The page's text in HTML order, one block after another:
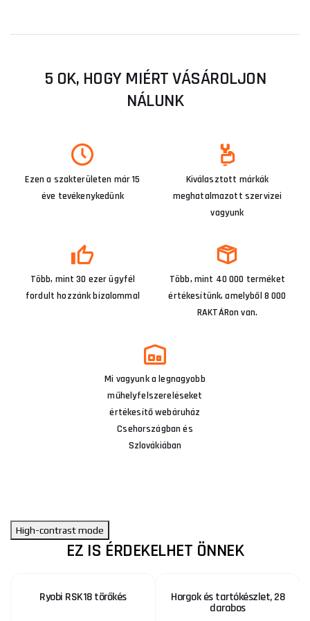
5 OK, HOGY MIÉRT VÁSÁROLJON
NÁLUNK
Ezen a szakterületen már 15
éve tevékenykedünk
Kiválasztott márkák
meghatalmazott szervizei
vagyunk
Több, mint 30 ezer ügyfél
fordult hozzánk bizalommal
Több, mint 40 000 terméket
értékesítünk, amelyből 8 000
RAKTÁRon van.
Mi vagyunk a legnagyobb
műhelyfelszereléseket
értékesítő webáruház
Csehországban és
Szlovákiában
High-contrast mode
EZ IS ÉRDEKELHET ÖNNEK
Ryobi RSK18 törőkés Horgok és tartókészlet, 28
darabos